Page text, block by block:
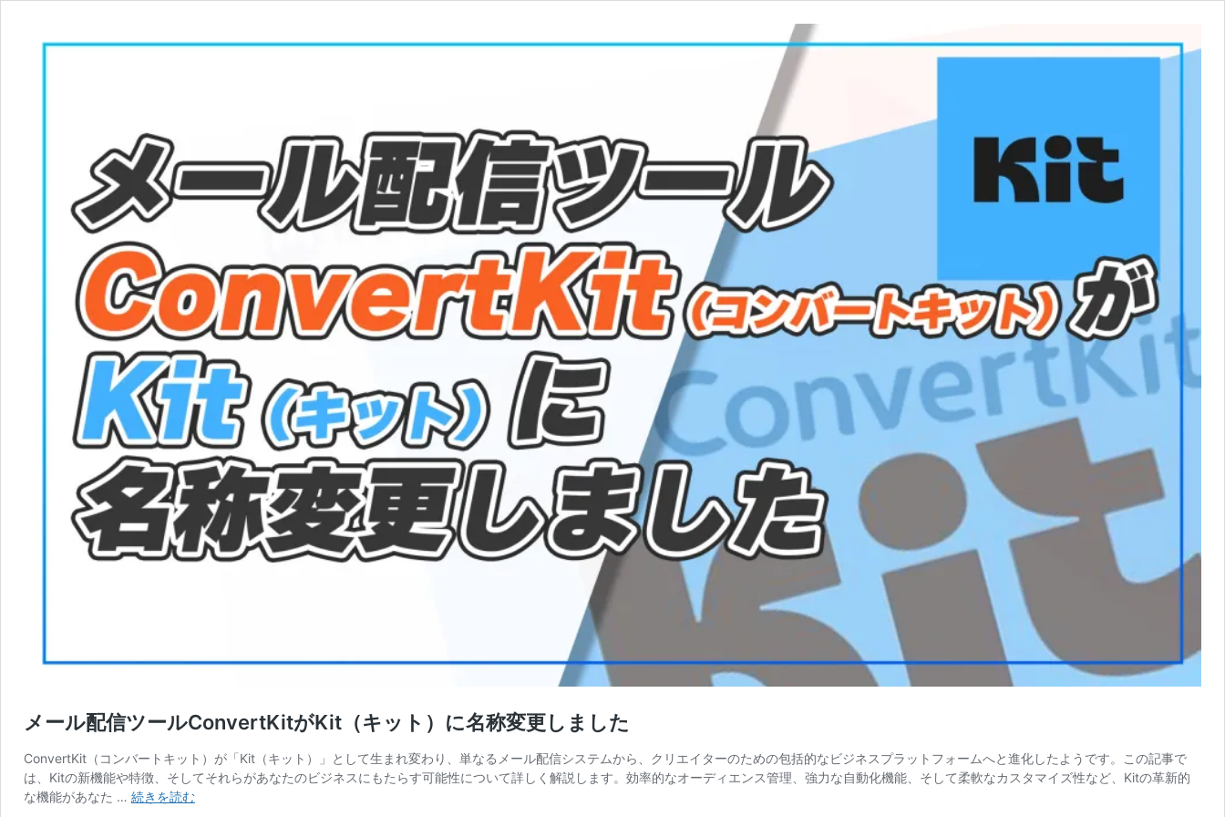
メール配信ツールConvertKitがKit（キット）に名称変更しました
ConvertKit（コンバートキット）が「Kit（キット）」として生まれ変わり、単なるメール配信システムから、クリエイターのための包括的なビジネスプラットフォームへと進化したようです。この記事で
は、Kitの新機能や特徴、そしてそれらがあなたのビジネスにもたらす可能性について詳しく解説します。効率的なオーディエンス管理、強力な自動化機能、そして柔軟なカスタマイズ性など、Kitの革新的
な機能があなた … 続きを読むメ